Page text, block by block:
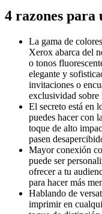
4 razones para
La gama de
Xerox abarca del
o tonos
elegante y
invitaciones o
exclusividad sobre
El secreto está en
puedes hacer con
toque de alto
pasen
Mayor conexión
puede ser
ofrecer a tu
para hacer más
Hablando de
imprimir en